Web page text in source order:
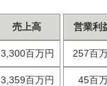
売上高
3,300百万円
3,359百万円
営業利
257百
45百